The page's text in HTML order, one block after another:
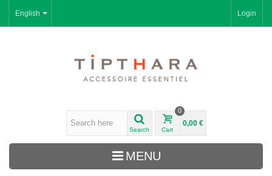
English Login
Search Cart
0
0,00 €
MENU